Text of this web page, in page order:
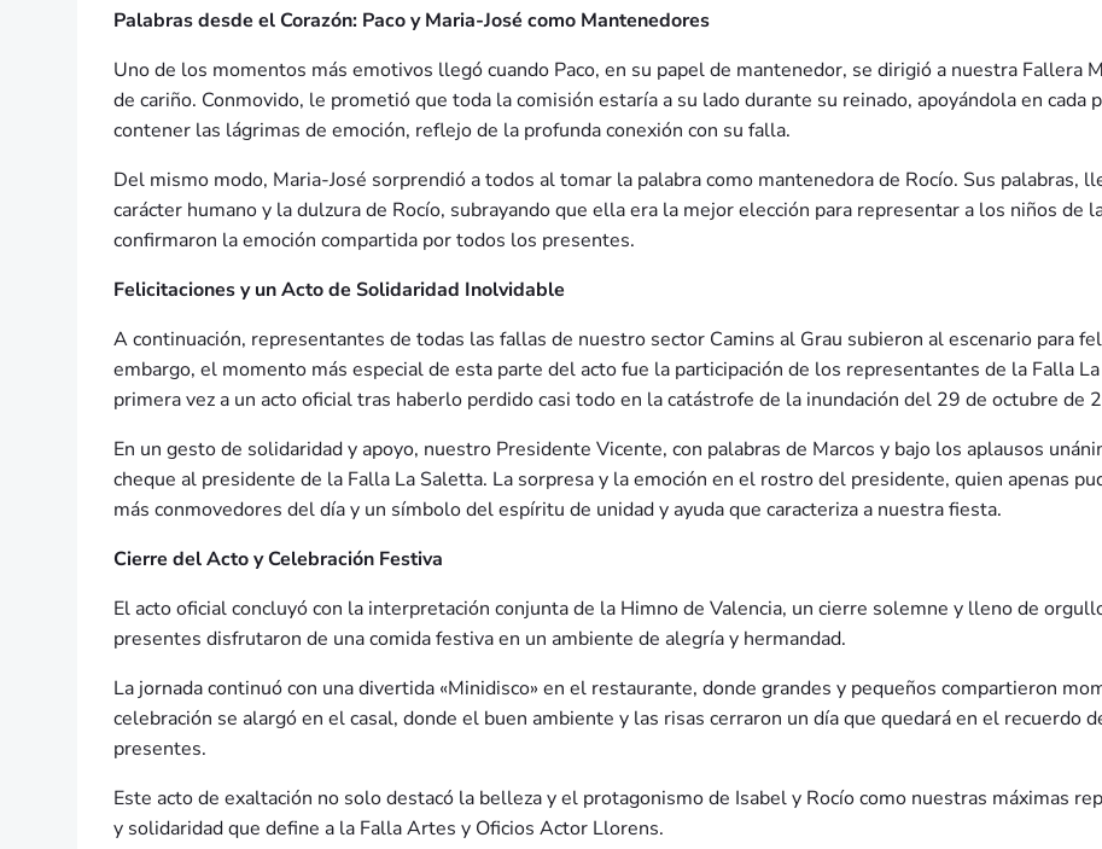
Palabras desde el Corazón: Paco y Maria-José como Mantenedores
Uno de los momentos más emotivos llegó cuando Paco, en su papel de mantenedor, se dirigió a nuestra Fallera
de cariño. Conmovido, le prometió que toda la comisión estaría a su lado durante su reinado, apoyándola en cada
contener las lágrimas de emoción, reflejo de la profunda conexión con su falla.
Del mismo modo, Maria-José sorprendió a todos al tomar la palabra como mantenedora de Rocío. Sus palabras,
carácter humano y la dulzura de Rocío, subrayando que ella era la mejor elección para representar a los niños de
confirmaron la emoción compartida por todos los presentes.
Felicitaciones y un Acto de Solidaridad Inolvidable
A continuación, representantes de todas las fallas de nuestro sector Camins al Grau subieron al escenario para
embargo, el momento más especial de esta parte del acto fue la participación de los representantes de la Falla
primera vez a un acto oficial tras haberlo perdido casi todo en la catástrofe de la inundación del 29 de octubre de
En un gesto de solidaridad y apoyo, nuestro Presidente Vicente, con palabras de Marcos y bajo los aplausos
cheque al presidente de la Falla La Saletta. La sorpresa y la emoción en el rostro del presidente, quien apenas
más conmovedores del día y un símbolo del espíritu de unidad y ayuda que caracteriza a nuestra fiesta.
Cierre del Acto y Celebración Festiva
El acto oficial concluyó con la interpretación conjunta de la Himno de Valencia, un cierre solemne y lleno de
presentes disfrutaron de una comida festiva en un ambiente de alegría y hermandad.
La jornada continuó con una divertida «Minidisco» en el restaurante, donde grandes y pequeños compartieron
celebración se alargó en el casal, donde el buen ambiente y las risas cerraron un día que quedará en el
presentes.
Este acto de exaltación no solo destacó la belleza y el protagonismo de Isabel y Rocío como nuestras máximas
y solidaridad que define a la Falla Artes y Oficios Actor Llorens.